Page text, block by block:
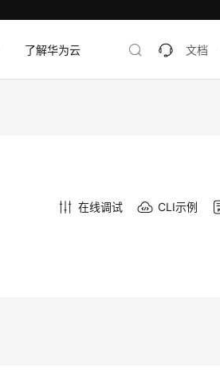
了解华为云 文档
在线调试 CLI示例